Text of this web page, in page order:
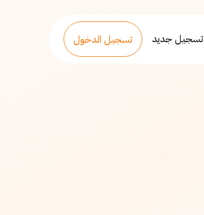
تسجيل جديد تسجيل الدخول